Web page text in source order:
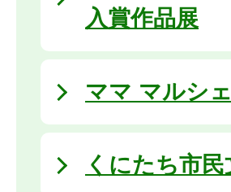
入賞作品展
ママ マルシ
くにたち市